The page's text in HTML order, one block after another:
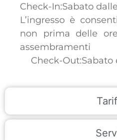
Check-In:Sabato
L’ingresso è
non prima delle
assembramenti
Check-Out:Sabato